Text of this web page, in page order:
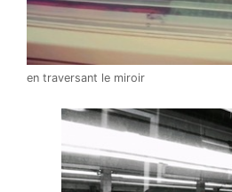
en traversant le miroir